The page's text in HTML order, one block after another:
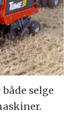
selge